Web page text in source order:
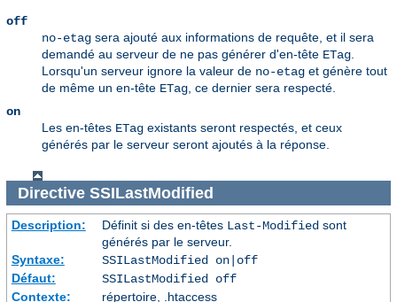
off
no-etag sera ajouté aux informations de requête, et il sera
demandé au serveur de ne pas générer d'en-tête ETag
Lorsqu'un serveur ignore la valeur de no-etag et génère tout
de même un en-tête ETag , ce dernier sera respecté.
on
Les en-têtes ETag existants seront respectés, et ceux
générés par le serveur seront ajoutés à la réponse.
Directive SSILastModified
Description: Définit si des en-têtes Last-Modifiedsont
générés par le serveur.
Syntaxe:
SSILastModified on|off
Défaut:
SSILastModified off
Contexte:
répertoire, .htaccess